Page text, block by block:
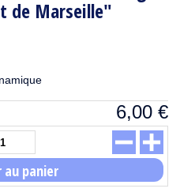
de Marseille"
6,00 €
panier